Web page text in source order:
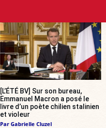
[L’ÉTÉ BV] Sur son bureau,
Emmanuel Macron a posé le
livre d’un poète chilien stalinien
et violeur
Par Gabrielle Cluzel